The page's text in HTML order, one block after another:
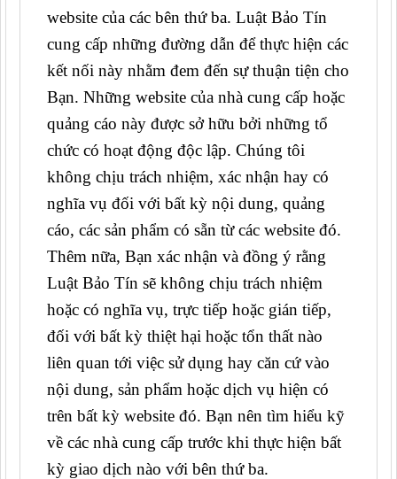
website của các bên thứ ba. Luật Bảo Tín
cung cấp những đường dẫn để thực hiện các
kết nối này nhằm đem đến sự thuận tiện cho
Bạn. Những website của nhà cung cấp hoặc
quảng cáo này được sở hữu bởi những tổ
chức có hoạt động độc lập. Chúng tôi
không chịu trách nhiệm, xác nhận hay có
nghĩa vụ đối với bất kỳ nội dung, quảng
cáo, các sản phẩm có sẵn từ các website đó.
Thêm nữa, Bạn xác nhận và đồng ý rằng
Luật Bảo Tín sẽ không chịu trách nhiệm
hoặc có nghĩa vụ, trực tiếp hoặc gián tiếp,
đối với bất kỳ thiệt hại hoặc tổn thất nào
liên quan tới việc sử dụng hay căn cứ vào
nội dung, sản phẩm hoặc dịch vụ hiện có
trên bất kỳ website đó. Bạn nên tìm hiểu kỹ
về các nhà cung cấp trước khi thực hiện bất
kỳ giao dịch nào với bên thứ ba.